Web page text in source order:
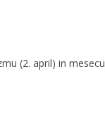
(2. april) in